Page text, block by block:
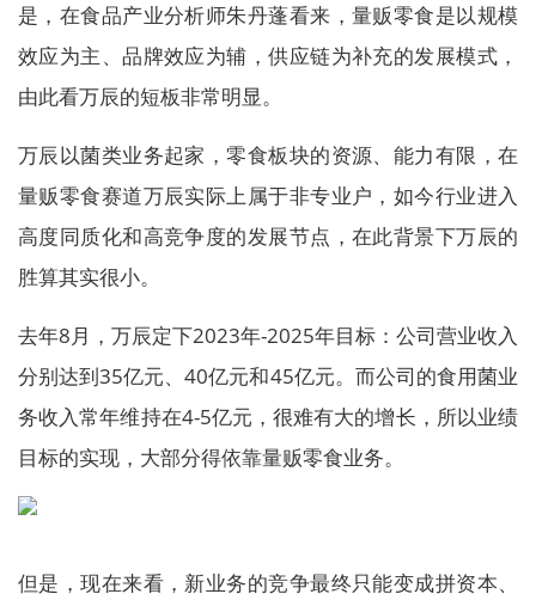
是，在食品产业分析师朱丹蓬看来，量贩零食是以规模
效应为主、品牌效应为辅，供应链为补充的发展模式，
由此看万辰的短板非常明显。
万辰以菌类业务起家，零食板块的资源、能力有限，在
量贩零食赛道万辰实际上属于非专业户，如今行业进入
高度同质化和高竞争度的发展节点，在此背景下万辰的
胜算其实很小。
去年8月，万辰定下2023年-2025年目标：公司营业收入
分别达到35亿元、40亿元和45亿元。而公司的食用菌业
务收入常年维持在4-5亿元，很难有大的增长，所以业绩
目标的实现，大部分得依靠量贩零食业务。
但是，现在来看，新业务的竞争最终只能变成拼资本、